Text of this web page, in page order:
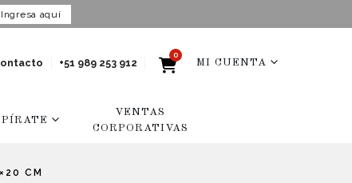
Ingresa aquí
+51 989 253 912
0
MI CUENTA
VENTAS
CORPORATIVAS
CM